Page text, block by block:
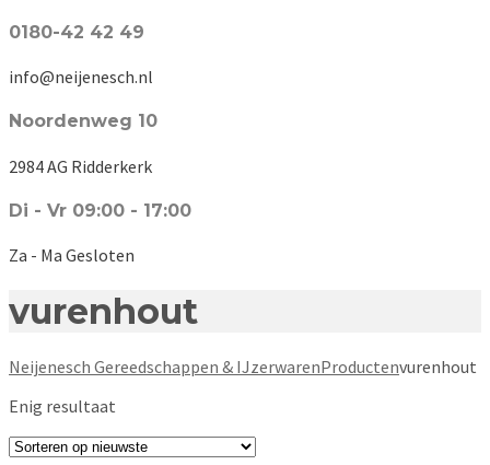
0180-42 42 49
info@neijenesch.nl
Noordenweg 10
2984 AG Ridderkerk
Di - Vr 09:00 - 17:00
Za - Ma Gesloten
vurenhout
Neijenesch Gereedschappen & IJzerwarenProductenvurenhout
Enig resultaat